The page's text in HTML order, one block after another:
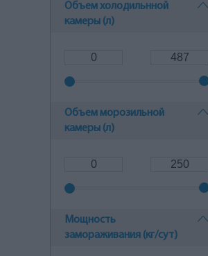
Teka
Объем холодильнной
камеры (л)
Объем морозильной
камеры (л)
Мощность
замораживания (кг/сут)